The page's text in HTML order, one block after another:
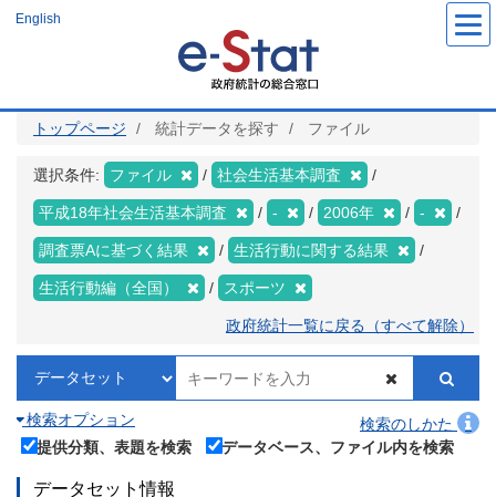
ツ
English
トップページ 統計データを探す ファイル
選択条件: ファイル 社会生活基本調査
平成18年社会生活基本調査 - 2006年 -
調査票Aに基づく結果 生活行動に関する結果
生活行動編（全国） スポーツ
政府統計一覧に戻る（すべて解除）
検索オプション
検索のしかた
提供分類、表題を検索
データベース、ファイル内を検索
データセット情報